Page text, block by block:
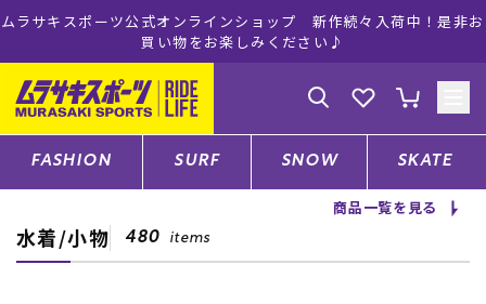
ムラサキスポーツ公式オンラインショップ 新作続々入荷中！是非お
買い物をお楽しみください♪
ゲスト様
ログイン 会員登録
店舗一覧
FASHION SURF SNOW SKATE
商品一覧を見る
水着/小物 480 items